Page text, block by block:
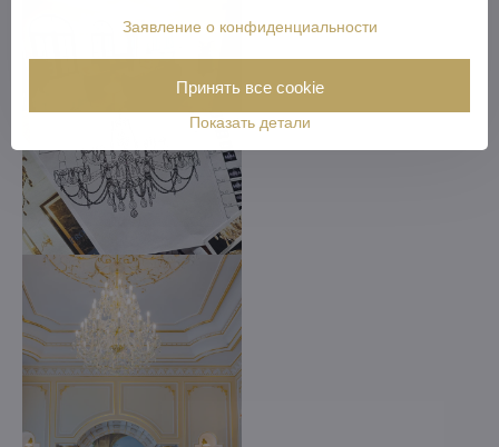
Заявление о конфиденциальности
Показать детали
Принять все cookie